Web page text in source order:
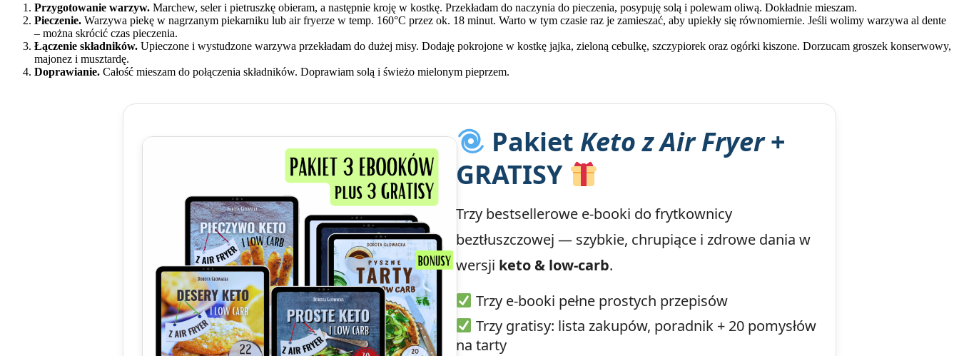
Przygotowanie warzyw. Marchew, seler i pietruszkę obieram, a następnie kroję w kostkę. Przekładam do naczynia do pieczenia, posypuję solą i polewam oliwą. Dokładnie mieszam.
Pieczenie. Warzywa piekę w nagrzanym piekarniku lub air fryerze w temp. 160°C przez ok. 18 minut. Warto w tym czasie raz je zamieszać, aby upiekły się równomiernie. Jeśli wolimy warzywa al dente
– można skrócić czas pieczenia.
Łączenie składników. Upieczone i wystudzone warzywa przekładam do dużej misy. Dodaję pokrojone w kostkę jajka, zieloną cebulkę, szczypiorek oraz ogórki kiszone. Dorzucam groszek konserwowy,
majonez i musztardę.
Doprawianie. Całość mieszam do połączenia składników. Doprawiam solą i świeżo mielonym pieprzem.
Pakiet Keto z Air Fryer+
GRATISY
Trzy bestsellerowe e-booki do frytkownicy
beztłuszczowej — szybkie, chrupiące i zdrowe dania w
wersji keto & low-carb.
Trzy e-booki pełne prostych przepisów
Trzy gratisy: lista zakupów, poradnik + 20 pomysłów
na tarty